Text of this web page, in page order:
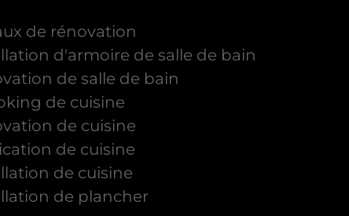
de rénovation
d'armoire de salle de bain
de salle de bain
de cuisine
de cuisine
de cuisine
de cuisine
de plancher